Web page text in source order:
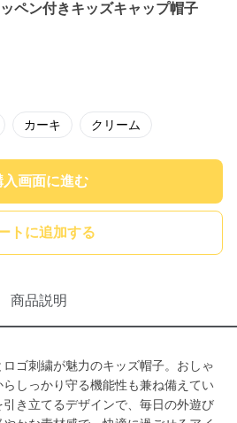
ペン付きキッズキャップ帽子
カーキ クリーム
入画面に進む
トに追加する
商品説明
ゴ刺繍が魅力のキッズ帽子。おしゃ
しっかり守る機能性も兼ね備えてい
き立てるデザインで、毎日の外遊び